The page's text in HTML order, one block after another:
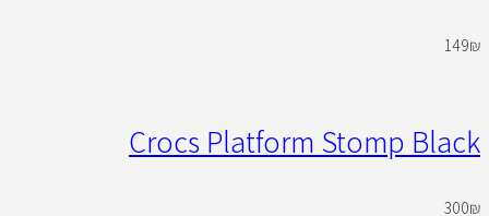
149₪
Crocs Platform Stomp Black
300₪